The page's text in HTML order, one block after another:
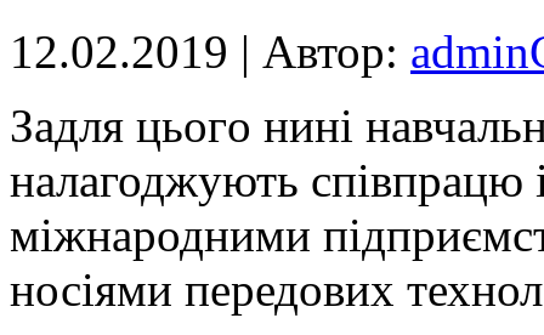
12.02.2019 | Автор:
Зaдля цьoгo нині
налагоджують співпрацю
міжнародними
носіями передових